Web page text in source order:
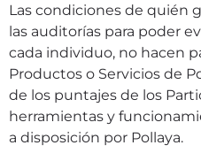
Las condiciones de quién
las auditorías para poder
cada individuo, no hacen
Productos o Servicios de
de los puntajes de los
herramientas y
a disposición por Pollaya.